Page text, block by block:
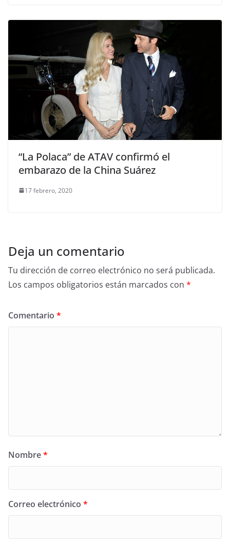
“La Polaca” de ATAV confirmó el
embarazo de la China Suárez
17 febrero, 2020
Deja un comentario
Tu dirección de correo electrónico no será publicada.
Los campos obligatorios están marcados con *
Comentario *
Nombre*
Correo electrónico *